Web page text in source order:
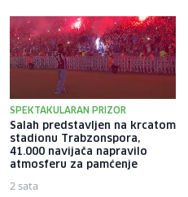
SPEKTAKULARAN PRIZOR
Salah predstavljen na krcatom
stadionu Trabzonspora,
41.000 navijača napravilo
atmosferu za pamćenje
2 sata